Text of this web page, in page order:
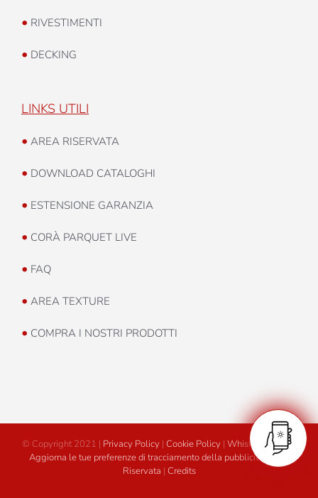
• RIVESTIMENTI
• DECKING
LINKS UTILI
• AREA RISERVATA
• DOWNLOAD CATALOGHI
• ESTENSIONE GARANZIA
• CORÀ PARQUET LIVE
• FAQ
• AREA TEXTURE
• COMPRA I NOSTRI PRODOTTI
© Copyright 2021 | Privacy Policy | Cookie Policy | Whistleblowing
Aggiorna le tue preferenze di tracciamento della pubblicità
Area
Riservata | Credits